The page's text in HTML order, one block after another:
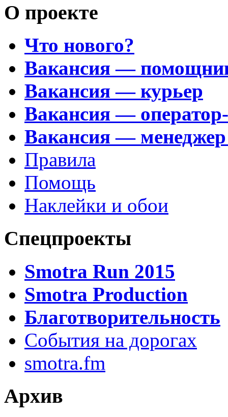
О проекте
Что нового?
Вакансия —
Вакансия — курьер
Вакансия —
Вакансия —
Правила
Помощь
Наклейки и обои
Спецпроекты
Smotra Run 2015
Smotra Production
Благотворительность
События на дорогах
smotra.fm
Архив